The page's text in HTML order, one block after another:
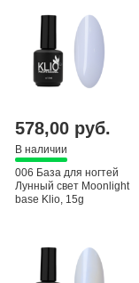
578,00 руб.
В наличии
006 База для ногтей
Лунный свет Moonlight
base Klio, 15g